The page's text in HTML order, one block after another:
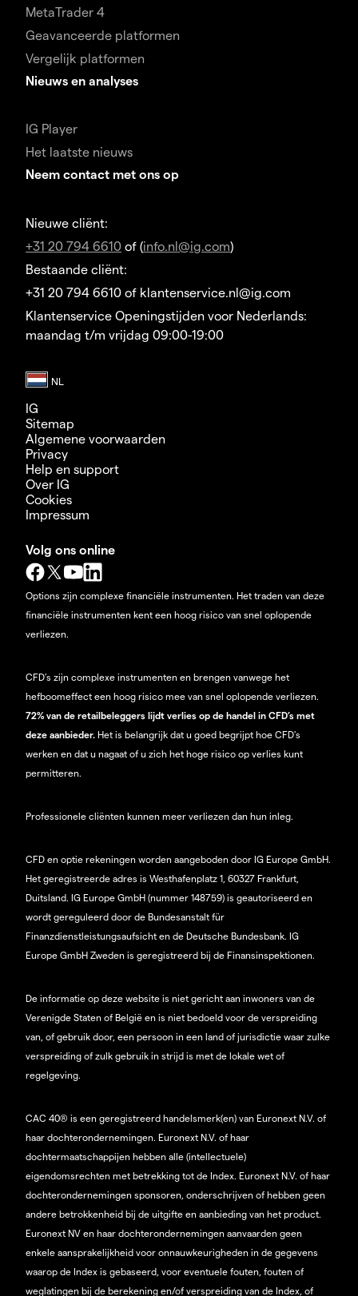
MetaTrader 4
Geavanceerde platformen
Vergelijk platformen
Nieuws en analyses
IG Player
Het laatste nieuws
Neem contact met ons op
Nieuwe cliënt:
+31 20 794 6610 of (info.nl@ig.com)
Bestaande cliënt:
+31 20 794 6610 of klantenservice.nl@ig.com
Klantenservice Openingstijden voor Nederlands:
maandag t/m vrijdag 09:00-19:00
IG
Sitemap
Algemene voorwaarden
Privacy
Help en support
Over IG
Cookies
Impressum
Volg ons online
Options zijn complexe financiële instrumenten. Het traden van deze
financiële instrumenten kent een hoog risico van snel oplopende
verliezen.
CFD’s zijn complexe instrumenten en brengen vanwege het
hefboomeffect een hoog risico mee van snel oplopende verliezen.
72% van de retailbeleggers lijdt verlies op de handel in CFD’s met
deze aanbieder. Het is belangrijk dat u goed begrijpt hoe CFD's
werken en dat u nagaat of u zich het hoge risico op verlies kunt
permitteren.
Professionele cliënten kunnen meer verliezen dan hun inleg.
CFD en optie rekeningen worden aangeboden door IG Europe GmbH.
Het geregistreerde adres is Westhafenplatz 1, 60327 Frankfurt,
Duitsland. IG Europe GmbH (nummer 148759) is geautoriseerd en
wordt gereguleerd door de Bundesanstalt für
Finanzdienstleistungsaufsicht en de Deutsche Bundesbank. IG
Europe GmbH Zweden is geregistreerd bij de Finansinspektionen.
De informatie op deze website is niet gericht aan inwoners van de
Verenigde Staten of België en is niet bedoeld voor de verspreiding
van, of gebruik door, een persoon in een land of jurisdictie waar zulke
verspreiding of zulk gebruik in strijd is met de lokale wet of
regelgeving.
CAC 40® is een geregistreerd handelsmerk(en) van Euronext N.V. of
haar dochterondernemingen. Euronext N.V. of haar
dochtermaatschappijen hebben alle (intellectuele)
eigendomsrechten met betrekking tot de Index. Euronext N.V. of haar
dochterondernemingen sponsoren, onderschrijven of hebben geen
andere betrokkenheid bij de uitgifte en aanbieding van het product.
Euronext NV en haar dochterondernemingen aanvaarden geen
enkele aansprakelijkheid voor onnauwkeurigheden in de gegevens
waarop de Index is gebaseerd, voor eventuele fouten, fouten of
weglatingen bij de berekening en/of verspreiding van de Index, of